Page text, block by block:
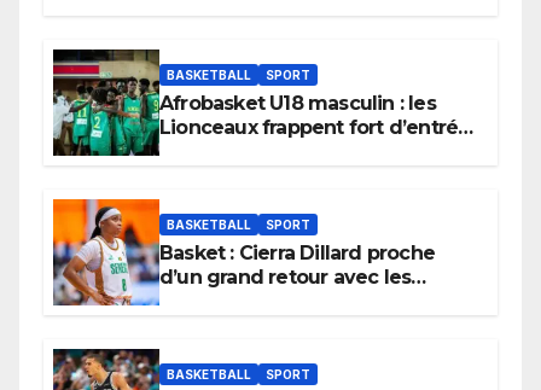
BASKETBALL SPORT
Afrobasket U18 masculin : les
Lionceaux frappent fort d’entrée
BASKETBALL SPORT
Basket : Cierra Dillard proche
d’un grand retour avec les
BASKETBALL SPORT